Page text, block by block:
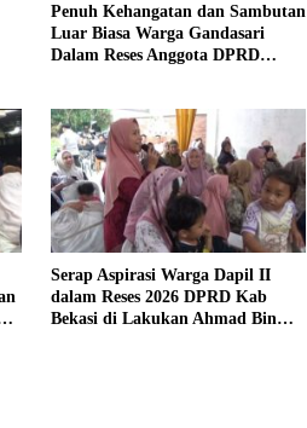
Penuh Kehangatan dan Sambutan
Luar Biasa Warga Gandasari
Dalam Reses Anggota DPRD
Serap Aspirasi Warga Dapil II
dalam Reses 2026 DPRD Kab
Bekasi di Lakukan Ahmad Bin